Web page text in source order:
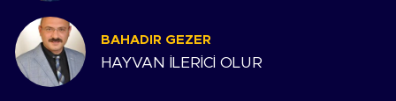
BAHADIR GEZER
HAYVAN İLERİCİ OLUR